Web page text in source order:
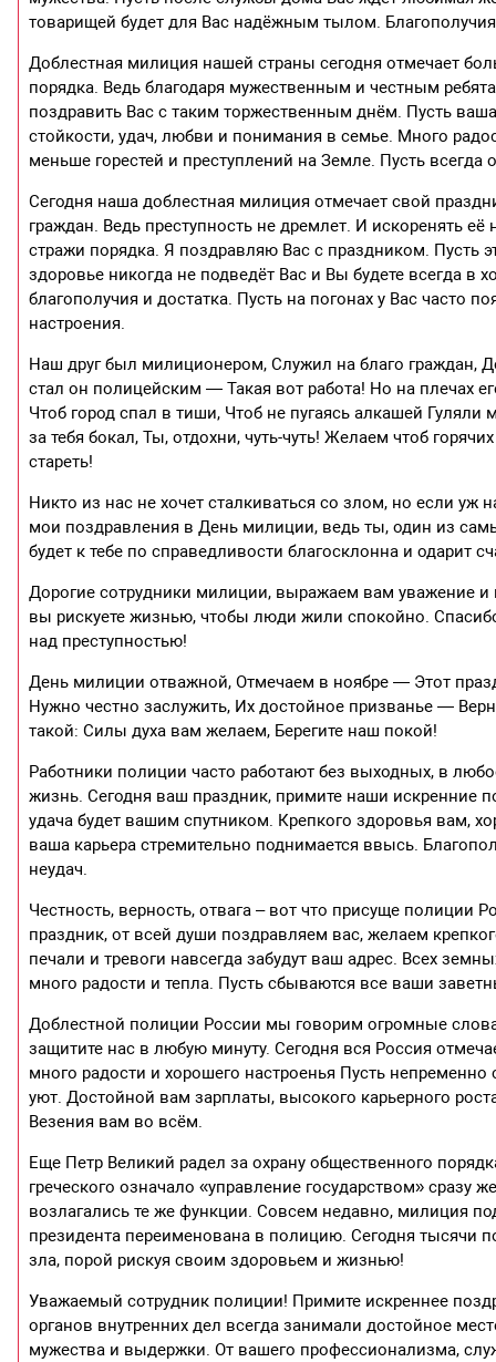
товарищей будет для Вас надёжным тылом.
Доблестная милиция нашей страны сегодня отмечает
порядка. Ведь благодаря мужественным и честным
поздравить Вас с таким торжественным днём. Пусть
стойкости, удач, любви и понимания в семье. Много
меньше горестей и преступлений на Земле. Пусть всегда
Сегодня наша доблестная милиция отмечает свой
граждан. Ведь преступность не дремлет. И искоренять
стражи порядка. Я поздравляю Вас с праздником. Пусть
здоровье никогда не подведёт Вас и Вы будете всегда
благополучия и достатка. Пусть на погонах у Вас часто
настроения.
Наш друг был милиционером, Служил на благо
стал он полицейским — Такая вот работа! Но на плечах
Чтоб город спал в тиши, Чтоб не пугаясь алкашей
за тебя бокал, Ты, отдохни, чуть-чуть! Желаем чтоб
стареть!
Никто из нас не хочет сталкиваться со злом, но если
мои поздравления в День милиции, ведь ты, один из
будет к тебе по справедливости благосклонна и
Дорогие сотрудники милиции, выражаем вам уважение
вы рискуете жизнью, чтобы люди жили спокойно.
над преступностью!
День милиции отважной, Отмечаем в ноябре — Этот
Нужно честно заслужить, Их достойное призванье —
такой: Силы духа вам желаем, Берегите наш покой!
Работники полиции часто работают без выходных, в
жизнь. Сегодня ваш праздник, примите наши искренние
удача будет вашим спутником. Крепкого здоровья вам,
ваша карьера стремительно поднимается ввысь.
неудач.
Честность, верность, отвага – вот что присуще полиции
праздник, от всей души поздравляем вас, желаем
печали и тревоги навсегда забудут ваш адрес. Всех
много радости и тепла. Пусть сбываются все ваши
Доблестной полиции России мы говорим огромные
защитите нас в любую минуту. Сегодня вся Россия
много радости и хорошего настроенья Пусть
уют. Достойной вам зарплаты, высокого карьерного
Везения вам во всём.
Еще Петр Великий радел за охрану общественного
греческого означало «управление государством»
возлагались те же функции. Совсем недавно, милиция
президента переименована в полицию. Сегодня тысячи
зла, порой рискуя своим здоровьем и жизнью!
Уважаемый сотрудник полиции! Примите искреннее
органов внутренних дел всегда занимали достойное
мужества и выдержки. От вашего профессионализма,